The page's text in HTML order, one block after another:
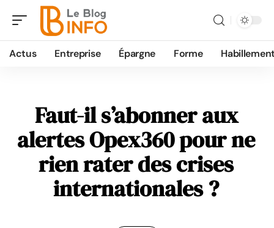
Actus Entreprise Épargne Forme
Faut-il s’abonner aux
alertes Opex360 pour ne
rien rater des crises
internationales ?